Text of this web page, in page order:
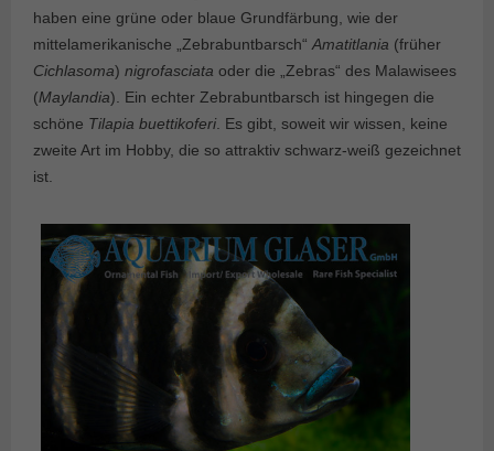
haben eine grüne oder blaue Grundfärbung, wie der
mittelamerikanische „Zebrabuntbarsch“ Amatitlania (früher
Cichlasoma) nigrofasciata oder die „Zebras“ des Malawisees
(Maylandia). Ein echter Zebrabuntbarsch ist hingegen die
schöne Tilapia buettikoferi. Es gibt, soweit wir wissen, keine
zweite Art im Hobby, die so attraktiv schwarz-weiß gezeichnet
ist.